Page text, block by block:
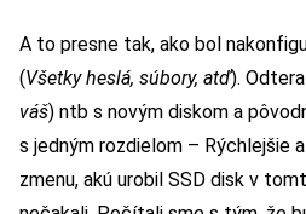
A to presne tak, ako bol
(Všetky heslá, súbory, atď).
váš) ntb s novým diskom a
s jedným rozdielom – Rýchlejšie
zmenu, akú urobil SSD disk v